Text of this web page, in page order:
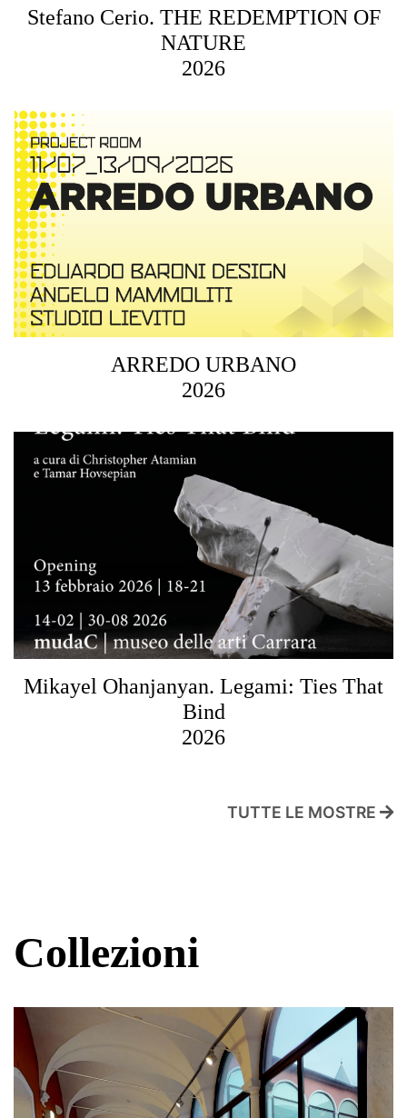
Stefano Cerio. THE REDEMPTION OF
NATURE
2026
ARREDO URBANO
2026
Mikayel Ohanjanyan. Legami: Ties That
Bind
2026
TUTTE LE MOSTRE
Collezioni